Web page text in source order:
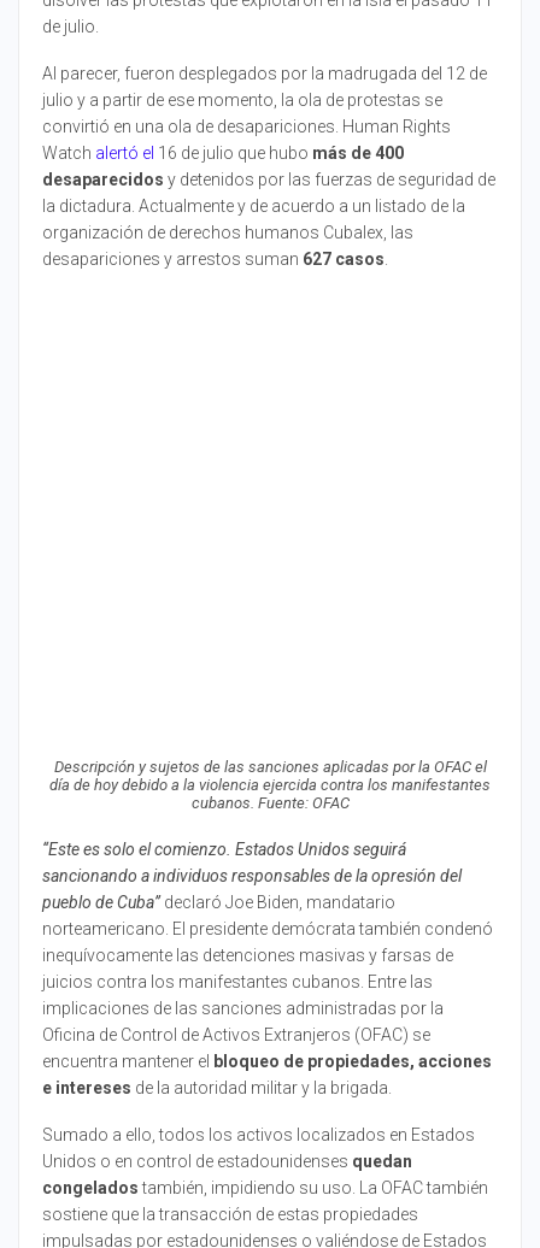
de julio.
Al parecer, fueron desplegados por la madrugada del 12 de
julio y a partir de ese momento, la ola de protestas se
convirtió en una ola de desapariciones. Human Rights
Watch alertó el 16 de julio que hubo más de 400
desaparecidos y detenidos por las fuerzas de seguridad de
la dictadura. Actualmente y de acuerdo a un listado de la
organización de derechos humanos Cubalex, las
desapariciones y arrestos suman 627 casos
Descripción y sujetos de las sanciones aplicadas por la OFAC el
día de hoy debido a la violencia ejercida contra los manifestantes
cubanos. Fuente: OFAC
‘‘Este es solo el comienzo. Estados Unidos seguirá
sancionando a individuos responsables de la opresión del
pueblo de Cuba’’declaró Joe Biden, mandatario
norteamericano. El presidente demócrata también condenó
inequívocamente las detenciones masivas y farsas de
juicios contra los manifestantes cubanos. Entre las
implicaciones de las sanciones administradas por la
Oficina de Control de Activos Extranjeros (OFAC) se
encuentra mantener el bloqueo de propiedades, acciones
e intereses de la autoridad militar y la brigada.
Sumado a ello, todos los activos localizados en Estados
Unidos o en control de estadounidenses quedan
congeladostambién, impidiendo su uso. La OFAC también
sostiene que la transacción de estas propiedades
impulsadas por estadounidenses o valiéndose de Estados